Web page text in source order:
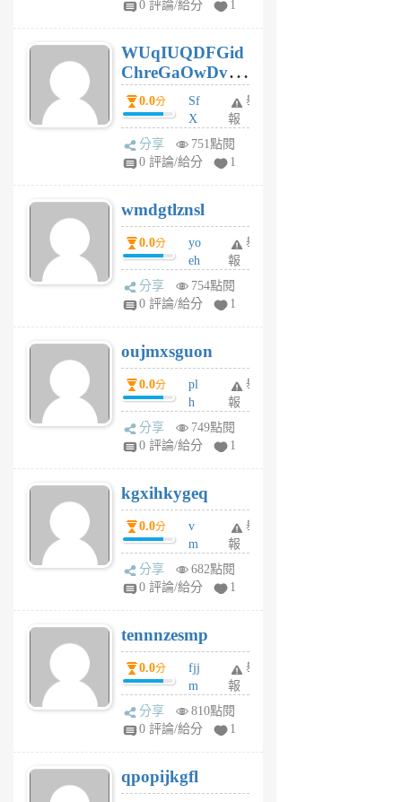
個
月
前
0 評論/給分 1
WUqIUQDFGid
ChreGaOwDv
dY0.0分
Sf
X
Pe
Jc
R
P
m
v
A
V
個
月
前
舉
報
分享
751點閱
0 評論/給分
1
wmdgtlznsl
0.0分
yo
eh
ld
gy
個
月
前
舉
報
分享
754點閱
0 評論/給分
1
oujmxsguon
0.0分
pl
h
wi
w
6
個
月
前
舉
報
分享
749點閱
0 評論/給分
1
kgxihkygeq
0.0分
v
m
sg
sr
6
個
月
前
舉
報
分享
682點閱
0 評論/給分
1
tennnzesmp
0.0分
fjj
m
w
rs
6
個
舉
報
分享
810點閱
0 評論/給分
1
qpopijkgfl